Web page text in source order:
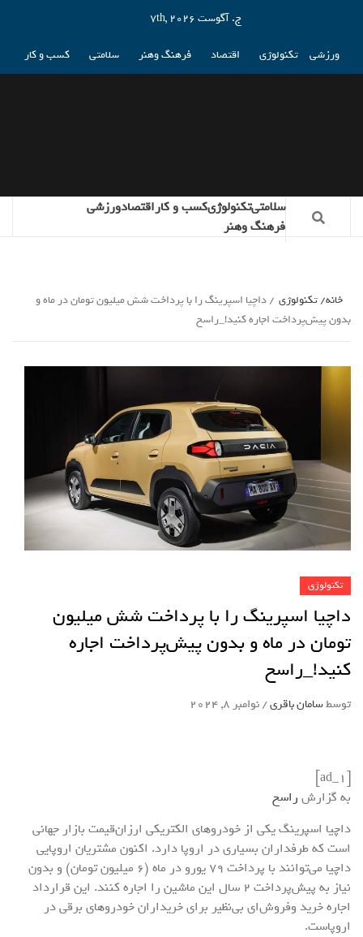
ج. آگوست 7th, 2026
ورزشی تکنولوژی اقتصاد فرهنگ وهنر سلامتی کسب و کار
سلامتیتکنولوژیکسب و کاراقتصادورزشی
فرهنگ وهنر
خانه تکنولوژی
داچیا اسپرینگ را با پرداخت شش میلیون تومان در ماه و
بدون پیش‌پرداخت اجاره کنید!_راسخ
تکنولوژی
داچیا اسپرینگ را با پرداخت شش میلیون
تومان در ماه و بدون پیش‌پرداخت اجاره
کنید!_راسخ
توسطسامان باقری/نوامبر 8, 2024
[ad_1]
به گزارش راسخ
داچیا اسپرینگ یکی از خودروهای الکتریکی ارزان‌قیمت بازار جهانی
است که طرفداران بسیاری در اروپا دارد. اکنون مشتریان اروپایی
داچیا می‌توانند با پرداخت 79 یورو در ماه (6 میلیون تومان) و بدون
نیاز به پیش‌پرداخت 2 سال این ماشین را اجاره کنند. این قرارداد
اجاره خرید وفروش‌ای بی‌نظیر برای خریداران خودروهای برقی در
اروپاست.